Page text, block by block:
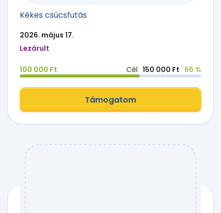
Kékes csúcsfutás
2026. május 17.
Lezárult
100 000 Ft Cél 150 000 Ft 66 %
Támogatom